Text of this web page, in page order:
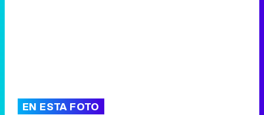
EN ESTA FOTO